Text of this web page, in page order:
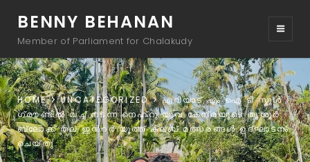
BENNY BEHANAN
Member of Parliament for Chalakudy
HOME UNCATEGORIZED
എറിയാട് എം ഐ ടി സ്കൂൾ
ഗ്രൗണ്ടിൽ വച്ച് നടന്ന നെഹ്റു യുവ കേന്ദ്രയുടെ തൃശൂർ
ബ്ലോക്ക് തല ഇൻറർ യൂത്ത് ക്ലബ് മത്സരങ്ങൾ ഉദ്ഘാടനം
ചെയ്തു.